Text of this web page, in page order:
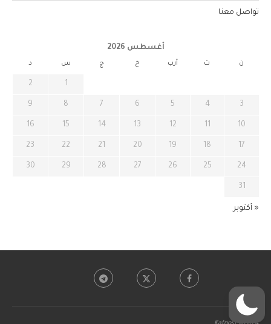
تواصل معنا
أغسطس 2026
ن ث أرب خ ج س د
1
2
3
4
5
6
7
8
9
10
11
12
13
14
15
16
17
18
19
20
21
22
23
24
25
26
27
28
29
30
31
« أكتوبر